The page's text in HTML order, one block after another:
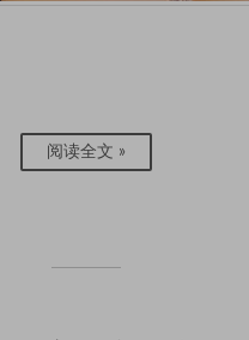
阅读全文 »